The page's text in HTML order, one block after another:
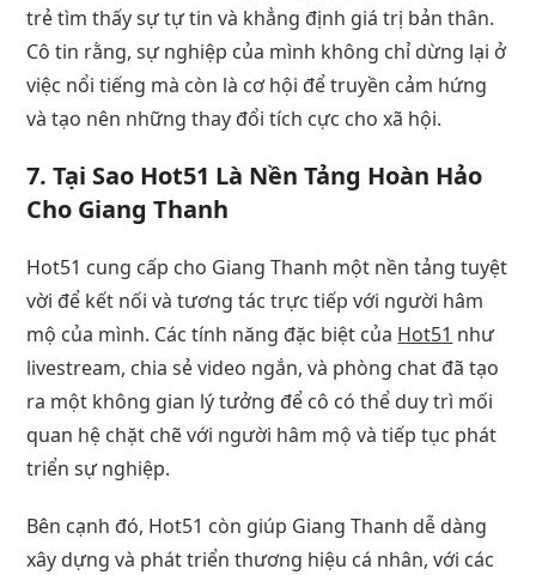
trẻ tìm thấy sự tự tin và khẳng định giá trị bản thân.
Cô tin rằng, sự nghiệp của mình không chỉ dừng lại ở
việc nổi tiếng mà còn là cơ hội để truyền cảm hứng
và tạo nên những thay đổi tích cực cho xã hội.
7.Tại Sao Hot51 Là Nền Tảng Hoàn Hảo
Cho Giang Thanh
Hot51 cung cấp cho Giang Thanh một nền tảng tuyệt
vời để kết nối và tương tác trực tiếp với người hâm
mộ của mình. Các tính năng đặc biệt của Hot51 như
livestream, chia sẻ video ngắn, và phòng chat đã tạo
ra một không gian lý tưởng để cô có thể duy trì mối
quan hệ chặt chẽ với người hâm mộ và tiếp tục phát
triển sự nghiệp.
Bên cạnh đó, Hot51 còn giúp Giang Thanh dễ dàng
xây dựng và phát triển thương hiệu cá nhân, với các